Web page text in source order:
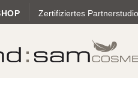
Zertifiziertes